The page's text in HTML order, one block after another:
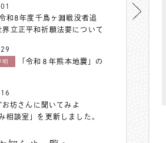
和8年度千鳥ヶ淵戦没者追
界立正平和祈願法要について
明
「令和８年熊本地震」の
”お坊さんに聞いてみよ
相談室」を更新しました。